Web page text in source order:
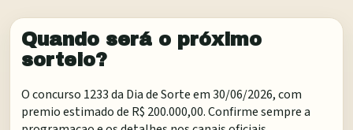
Quando será o próximo
sorteio?
O concurso 1233 da Dia de Sorte em 30/06/2026, com
premio estimado de R$ 200.000,00. Confirme sempre a